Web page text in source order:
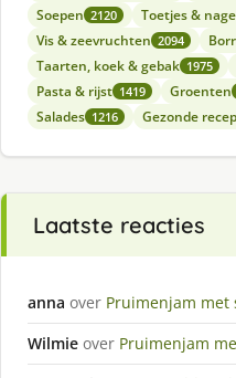
Soepen 2120 Toetjes &
Vis & zeevruchten 2094
Taarten, koek & gebak 1975
Pasta & rijst 1419 Groenten
Salades 1216 Gezonde
Laatste reacties
anna over Pruimenjam met
Wilmie over Pruimenjam